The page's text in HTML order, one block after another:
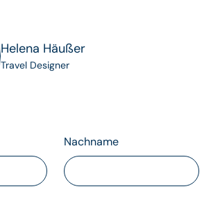
Helena Häußer
Travel Designer
Nachname